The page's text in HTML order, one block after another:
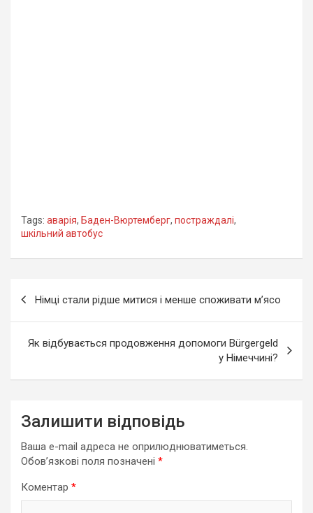
Tags: аварія, Баден-Вюртемберг, постраждалі,
шкільний автобус
записів
Німці стали рідше митися і менше споживати м’ясо
Як відбувається продовження допомоги Bürgergeld
у Німеччині?
Залишити відповідь
Ваша e-mail адреса не оприлюднюватиметься.
Обов’язкові поля позначені *
Коментар *